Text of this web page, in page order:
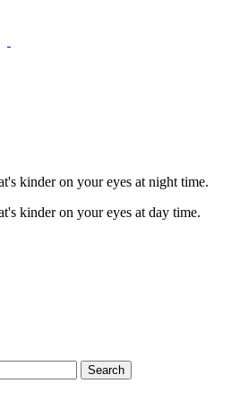
kinder on your eyes at night time.
kinder on your eyes at day time.
Search